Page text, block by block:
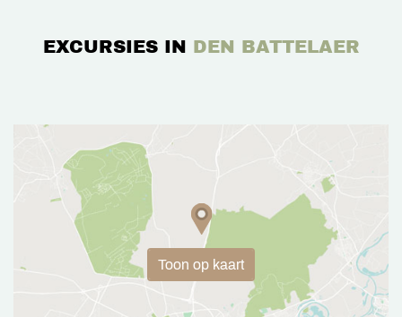
EXCURSIES IN DEN BATTELAER
Toon op kaart